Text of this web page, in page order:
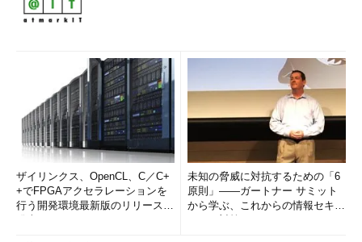
ザイリンクス、OpenCL、C／C+
+でFPGAアクセラレーションを
行う開発環境最新版のリリースを
未知の脅威に対抗するための「6
原則」――ガートナー サミット
から学ぶ、これからの情報セキュ